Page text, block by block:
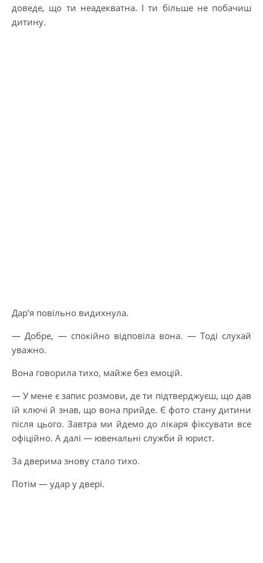
доведе, що ти неадекватна. І ти більше не побачиш
дитину.
Дар’я повільно видихнула.
— Добре, — спокійно відповіла вона. — Тоді слухай
уважно.
Вона говорила тихо, майже без емоцій.
— У мене є запис розмови, де ти підтверджуєш, що дав
їй ключі й знав, що вона прийде. Є фото стану дитини
після цього. Завтра ми йдемо до лікаря фіксувати все
офіційно. А далі — ювенальні служби й юрист.
За дверима знову стало тихо.
Потім — удар у двері.